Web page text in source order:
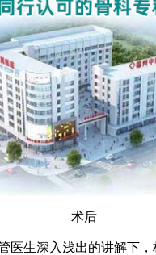
术后
生深入浅出的讲解下，